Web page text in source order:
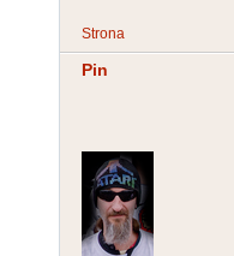
Strona
Pin